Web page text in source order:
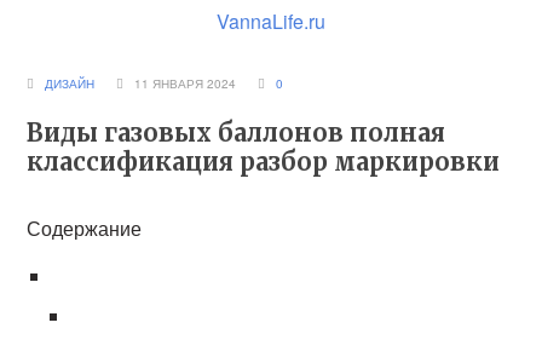
VannaLife.ru
ДИЗАЙН 11 ЯНВАРЯ 2024 0
Виды газовых баллонов полная
классификация разбор маркировки
Содержание